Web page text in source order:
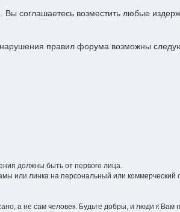
соглашаетесь возместить любые
правил форума возможны
должны быть от первого лица.
или линка на персональный или коммерческий
а не сам человек. Будьте добры, и люди к Вам